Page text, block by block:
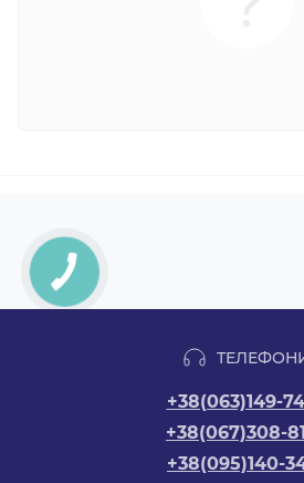
+38(063)149-
+38(067)308-
+38(095)140-